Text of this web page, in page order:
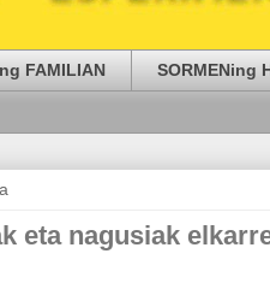
FAMILIAN SORMENing
eta nagusiak